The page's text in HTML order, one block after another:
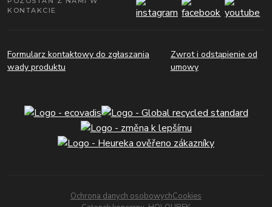
KONTAKCIE
Formularz kontaktowy do zgłaszania
wady produktu
Zwrot i odstąpienie od
umowy
Ochrona danych osobowychCookies